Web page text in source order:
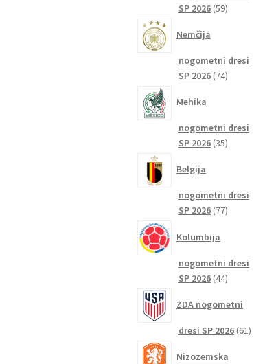
SP 2026 5959
Nemčija
nogometni dresi
SP 2026 7474
Mehika
nogometni dresi
SP 2026 3535
Belgija
nogometni dresi
SP 2026 7777
Kolumbija
nogometni dresi
SP 2026 4444
ZDA nogometni
dresi SP 2026 6161
Nizozemska